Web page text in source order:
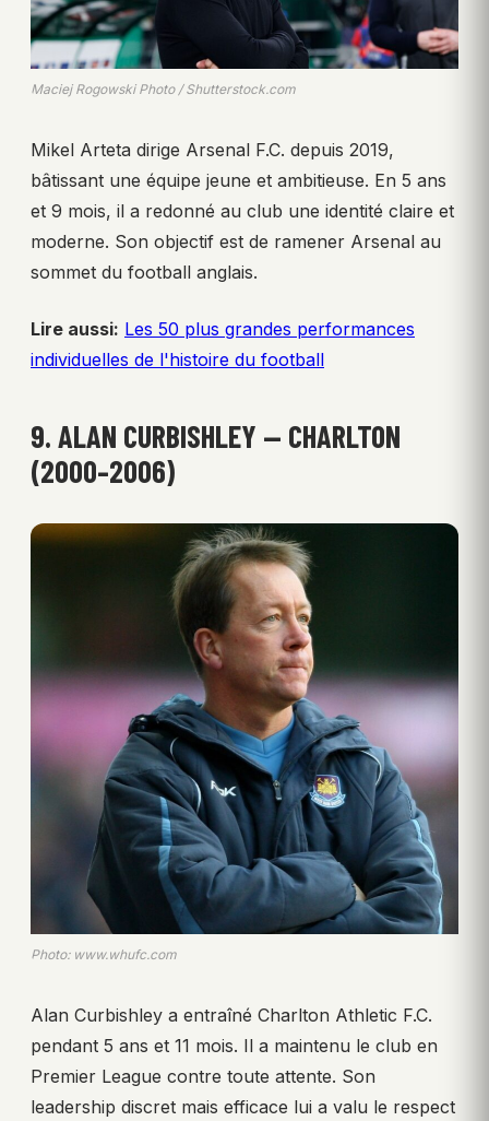
Maciej Rogowski Photo / Shutterstock.com
Mikel Arteta dirige Arsenal F.C. depuis 2019,
bâtissant une équipe jeune et ambitieuse. En 5 ans
et 9 mois, il a redonné au club une identité claire et
moderne. Son objectif est de ramener Arsenal au
sommet du football anglais.
Lire aussi: Les 50 plus grandes performances
individuelles de l'histoire du football
9. ALAN CURBISHLEY — CHARLTON
(2000–2006)
Photo: www.whufc.com
Alan Curbishley a entraîné Charlton Athletic F.C.
pendant 5 ans et 11 mois. Il a maintenu le club en
Premier League contre toute attente. Son
leadership discret mais efficace lui a valu le respect